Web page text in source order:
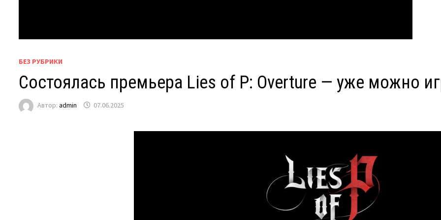
БЕЗ РУБРИКИ
Состоялась премьера Lies of P: Overture — уже можно
Автор:admin 07.06.2025